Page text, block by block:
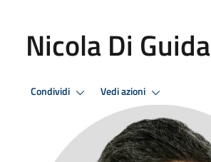
Nicola Di Guida
Condividi Vedi azioni